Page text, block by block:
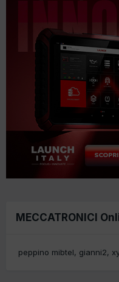
MECCATRONICI
peppino mibtel gianni2